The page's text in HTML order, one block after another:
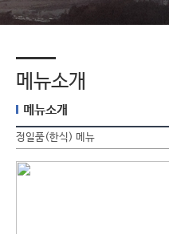
메뉴소개
메뉴소개
정일품(한식) 메뉴